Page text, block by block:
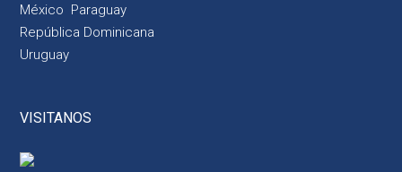
México Paraguay
República Dominicana
Uruguay
VISITANOS